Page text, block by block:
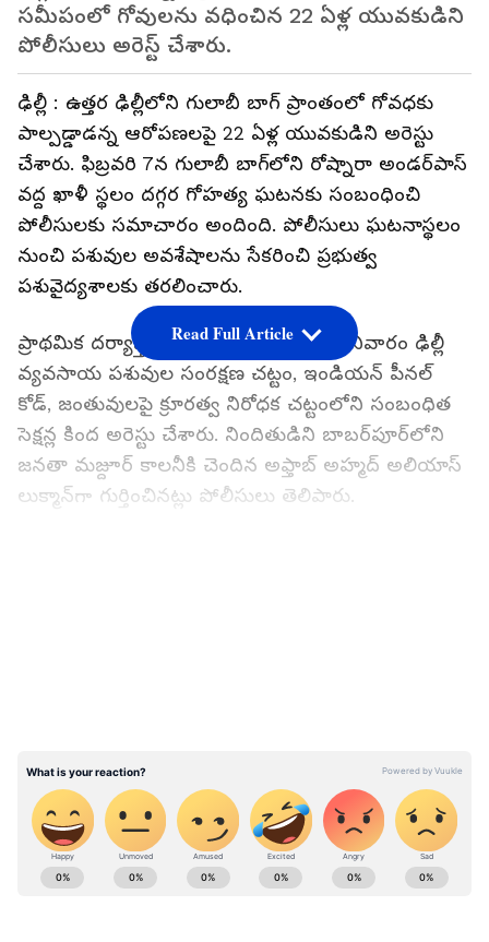
సమీపంలో గోవులను వధించిన 22 ఏళ్ల యువకుడిని
పోలీసులు అరెస్ట్ చేశారు.
ఢిల్లీ : ఉత్తర ఢిల్లీలోని గులాబీ బాగ్ ప్రాంతంలో గోవధకు
పాల్పడ్డాడన్న ఆరోపణలపై 22 ఏళ్ల యువకుడిని అరెస్టు
చేశారు. ఫిబ్రవరి 7న గులాబీ బాగ్‌లోని రోష్నారా అండర్‌పాస్
వద్ద ఖాళీ స్థలం దగ్గర గోహత్య ఘటనకు సంబంధించి
పోలీసులకు సమాచారం అందింది. పోలీసులు ఘటనాస్థలం
నుంచి పశువుల అవశేషాలను సేకరించి ప్రభుత్వ
పశువైద్యశాలకు తరలించారు.
ప్రాథమిక దర్యాప్తు తరువాత, నిందితుడిని శనివారం ఢిల్లీ
వ్యవసాయ పశువుల సంరక్షణ చట్టం, ఇండియన్ పీనల్
కోడ్, జంతువులపై క్రూరత్వ నిరోధక చట్టంలోని సంబంధిత
సెక్షన్ల కింద అరెస్టు చేశారు. నిందితుడిని బాబర్‌పూర్‌లోని
జనతా మజ్దూర్ కాలనీకి చెందిన అఫ్తాబ్ అహ్మద్ అలియాస్
లుక్మాన్‌గా గుర్తించినట్లు పోలీసులు తెలిపారు.
Read Full Article
ABOUT THE AUTHOR